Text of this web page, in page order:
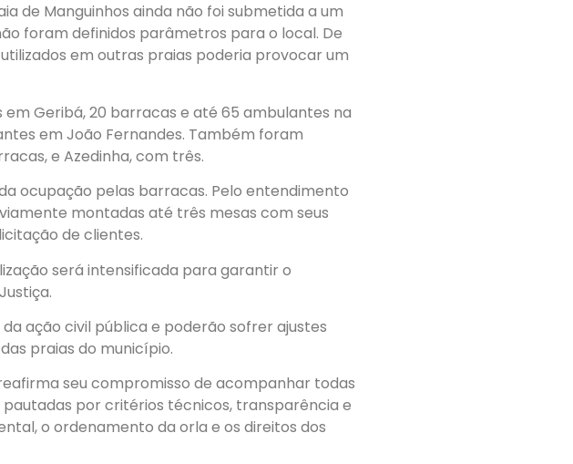
de Manguinhos ainda não foi submetida a um
foram definidos parâmetros para o local. De
em outras praias poderia provocar um
Geribá, 20 barracas e até 65 ambulantes na
em João Fernandes. Também foram
e Azedinha, com três.
ocupação pelas barracas. Pelo entendimento
montadas até três mesas com seus
de clientes.
será intensificada para garantir o
ação civil pública e poderão sofrer ajustes
praias do município.
seu compromisso de acompanhar todas
por critérios técnicos, transparência e
o ordenamento da orla e os direitos dos